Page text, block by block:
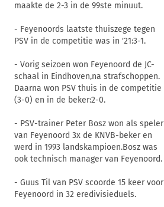
maakte de 2-3 in de 99ste minuut.
- Feyenoords laatste thuiszege tegen
PSV in de competitie was in '21:3-1.
- Vorig seizoen won Feyenoord de JC-
schaal in Eindhoven,na strafschoppen.
Daarna won PSV thuis in de competitie
(3-0) en in de beker:2-0.
- PSV-trainer Peter Bosz won als speler
van Feyenoord 3x de KNVB-beker en
werd in 1993 landskampioen.Bosz was
ook technisch manager van Feyenoord.
- Guus Til van PSV scoorde 15 keer voor
Feyenoord in 32 eredivisieduels.